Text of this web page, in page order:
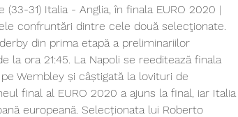
31) Italia - Anglia, în finala EURO 2020 |
confruntări dintre cele două selecţionate.
din prima etapă a preliminariilor
la ora 21:45. La Napoli se reeditează finala
Wembley și câștigată la lovituri de
final al EURO 2020 a ajuns la final, iar Italia
europeană. Selecționata lui Roberto